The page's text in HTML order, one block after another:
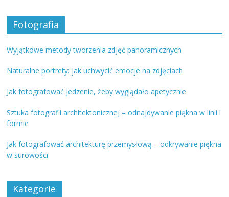
Fotografia
Wyjątkowe metody tworzenia zdjęć panoramicznych
Naturalne portrety: jak uchwycić emocje na zdjęciach
Jak fotografować jedzenie, żeby wyglądało apetycznie
Sztuka fotografii architektonicznej – odnajdywanie piękna w linii i
formie
Jak fotografować architekturę przemysłową – odkrywanie piękna
w surowości
Kategorie